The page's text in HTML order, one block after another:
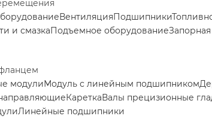
ВентиляцияПодшипники
и смазкаПодъемное оборудование
модулиМодуль с линейным подшипником
КареткаВалы прецизионные
Линейные подшипники